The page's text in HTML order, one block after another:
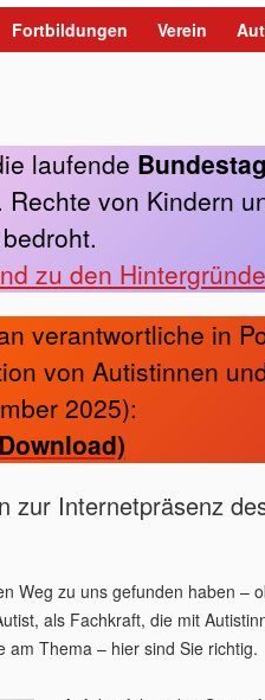
Fortbildungen Verein
laufende
Rechte von Kindern
.
zu den
verantwortliche in
von Autistinnen
2025):
zur Internetpräsenz
Weg zu uns gefunden haben –
als Fachkraft, die mit
am Thema – hier sind Sie richtig.